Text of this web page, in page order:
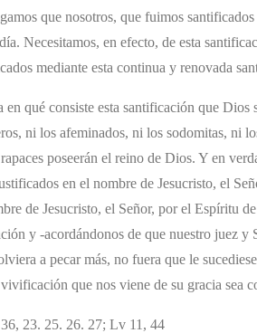
que nosotros, que fuimos
Necesitamos, en efecto, de esta
mediante esta continua y renovada
en qué consiste esta santificación que
ni los afeminados, ni los sodomitas, ni
poseerán el reino de Dios. Y en
en el nombre de Jesucristo, el
de Jesucristo, el Señor, por el Espíritu
y -acordándonos de que nuestro juez
a pecar más, no fuera que le
que nos viene de su gracia sea
23. 25. 26. 27; Lv 11, 44